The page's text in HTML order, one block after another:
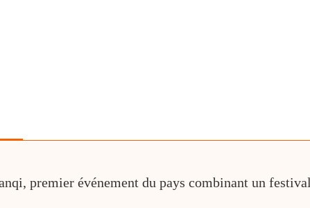
premier événement du pays combinant un